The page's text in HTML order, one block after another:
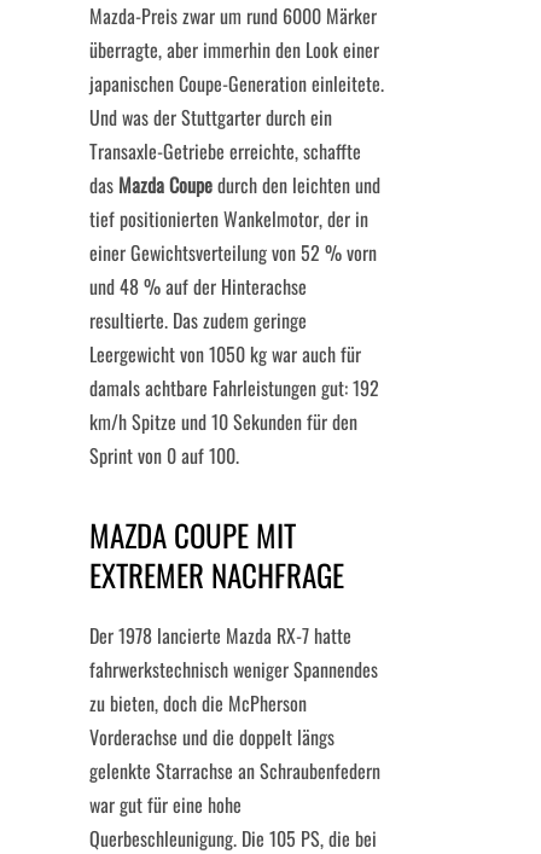
Mazda-Preis zwar um rund 6000 Märker
überragte, aber immerhin den Look einer
japanischen Coupe-Generation einleitete.
Und was der Stuttgarter durch ein
Transaxle-Getriebe erreichte, schaffte
das Mazda Coupedurch den leichten und
tief positionierten Wankelmotor, der in
einer Gewichtsverteilung von 52 % vorn
und 48 % auf der Hinterachse
resultierte. Das zudem geringe
Leergewicht von 1050 kg war auch für
damals achtbare Fahrleistungen gut: 192
km/h Spitze und 10 Sekunden für den
Sprint von 0 auf 100.
MAZDA COUPE MIT
EXTREMER NACHFRAGE
Der 1978 lancierte Mazda RX-7 hatte
fahrwerkstechnisch weniger Spannendes
zu bieten, doch die McPherson
Vorderachse und die doppelt längs
gelenkte Starrachse an Schraubenfedern
war gut für eine hohe
Querbeschleunigung. Die 105 PS, die bei